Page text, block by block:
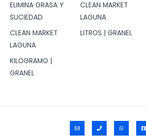
precios:
ELIMINA GRASA Y
SUCIEDAD
CLEAN MARKET
LAGUNA
KILOGRAMO |
GRANEL
hasta
CLEAN MARKET
LAGUNA
LITROS | GRANEL